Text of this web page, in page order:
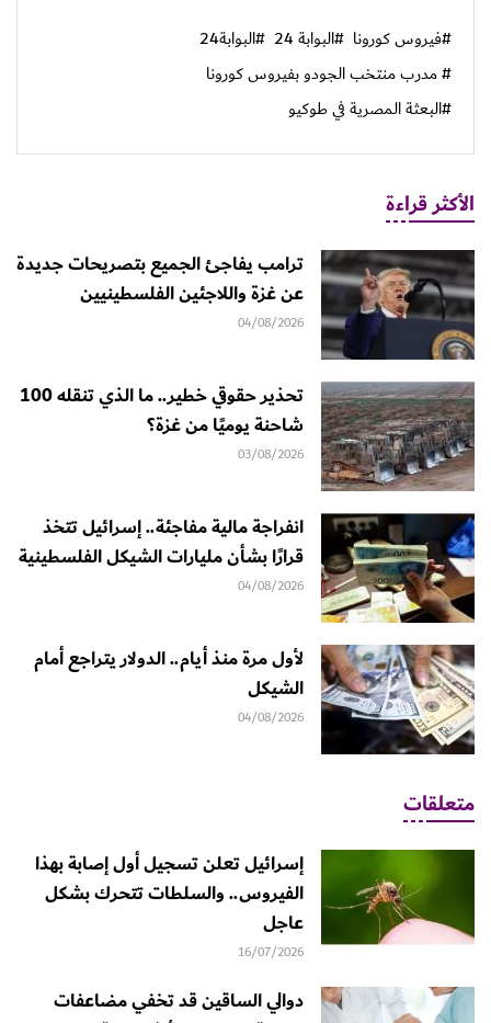
#فيروس كورونا #البوابة 24
#البوابة24
# مدرب منتخب الجودو بفيروس كورونا
#البعثة المصرية في طوكيو
الأكثر قراءة
ترامب يفاجئ الجميع بتصريحات جديدة
عن غزة واللاجئين الفلسطينيين
04/08/2026
تحذير حقوقي خطير.. ما الذي تنقله 100
شاحنة يوميًا من غزة؟
03/08/2026
انفراجة مالية مفاجئة.. إسرائيل تتخذ
قرارًا بشأن مليارات الشيكل الفلسطينية
04/08/2026
لأول مرة منذ أيام.. الدولار يتراجع أمام
الشيكل
04/08/2026
متعلقات
إسرائيل تعلن تسجيل أول إصابة بهذا
الفيروس.. والسلطات تتحرك بشكل
عاجل
16/07/2026
دوالي الساقين قد تخفي مضاعفات